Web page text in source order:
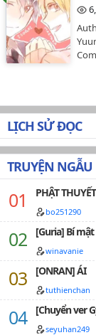
ra
để
LỊCH SỬ ĐỌC
TRUYỆN
PHẬT
bo251290
[Guria] Bí
winavanie
[ONRAN] ÁI
tuthienchan
[Chuyển ver
seyuhan249